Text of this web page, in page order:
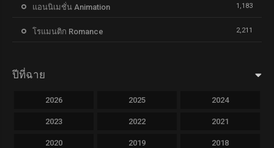
แอนนิเมชั่น Animation 1,183
โรแมนติก Romance 2,211
ปีที่ฉาย
2026 2025 2024
2023 2022 2021
2020 2019 2018